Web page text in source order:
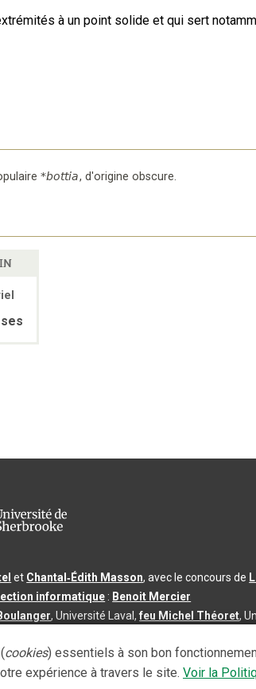
à un point solide et qui sert
*bottia, d'origine obscure.
et Chantal‑Édith Masson, avec le concours de
informatique : Benoit Mercier
, Université Laval,feu Michel Théoret,
3.2.2- Dernière mise à jour du contenu :2026-08-
cookies) essentiels à son bon
expérience à travers le site. Voir la